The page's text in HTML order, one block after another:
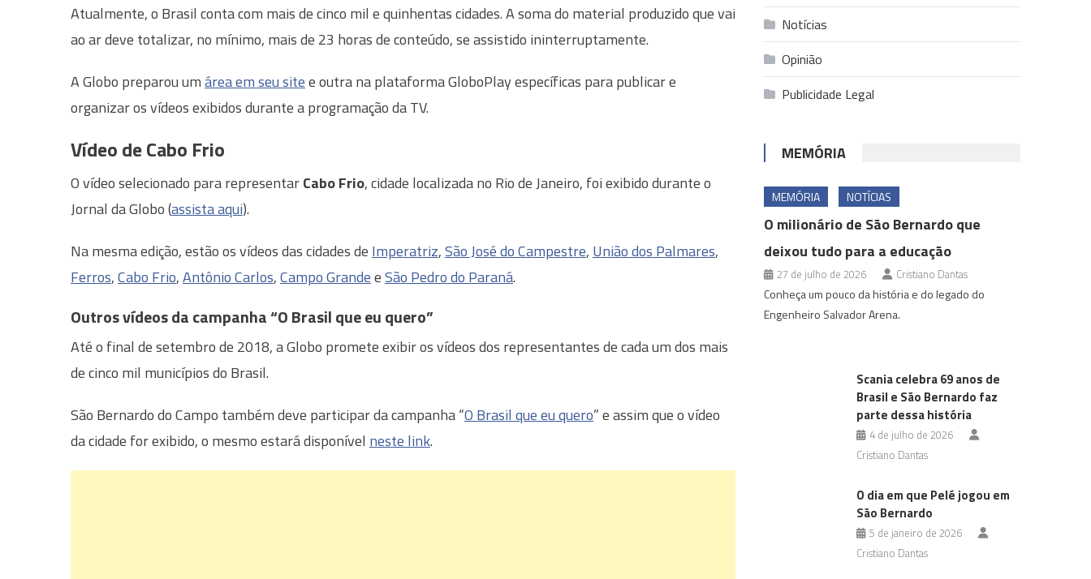
Atualmente, o Brasil conta com mais de cinco mil e quinhentas cidades. A soma do material produzido que vai
ao ar deve totalizar, no mínimo, mais de 23 horas de conteúdo, se assistido ininterruptamente.
A Globo preparou umárea em seu sitee outra na plataforma GloboPlay específicas para publicar e
organizar os vídeos exibidos durante a programação da TV.
Vídeo de Cabo Frio
O vídeo selecionado para representarCabo Frio, cidade localizada no Rio de Janeiro, foi exibido durante o
Jornal da Globo (assista aqui).
Na mesma edição, estão os vídeos das cidades de Imperatriz,São José do Campestre, União dos Palmares,
Ferros,Cabo Frio,Antônio Carlos,Campo GrandeeSão Pedro do Paraná.
Outros vídeos da campanha “O Brasil que eu quero”
Até o final de setembro de 2018, a Globo promete exibir os vídeos dos representantes de cada um dos mais
de cinco mil municípios do Brasil.
São Bernardo do Campo também deve participar da campanha “O Brasil que eu quero” e assim que o vídeo
da cidade for exibido, o mesmo estará disponível neste link.
Notícias
Opinião
Publicidade Legal
MEMÓRIA
MEMÓRIA NOTÍCIAS
O milionário de São Bernardo que
deixou tudo para a educação
27 de julho de 2026 Cristiano Dantas
Conheça um pouco da história e do legado do
Engenheiro Salvador Arena.
Scania celebra 69 anos de
Brasil e São Bernardo faz
parte dessa história
4 de julho de 2026
Cristiano Dantas
O dia em que Pelé jogou em
São Bernardo
5 de janeiro de 2026
Cristiano Dantas